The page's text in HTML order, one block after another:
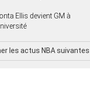
Ellis devient GM à
les actus NBA suivantes